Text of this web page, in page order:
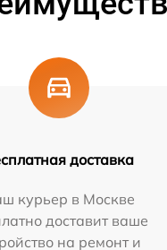
доставка
курьер в Москве
доставит ваше
на ремонт и